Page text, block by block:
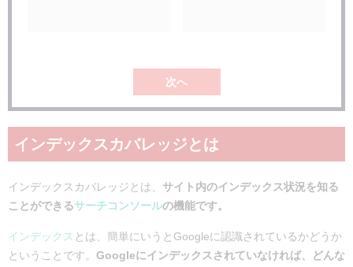
次へ
インデックスカバレッジとは
インデックスカバレッジとは、 サイト内のインデックス状況を知る
ことができるサーチコンソールの機能です。
インデックス とは、簡単にいうとGoogleに認識されているかどうか
ということです。 Googleにインデックスされていなければ、どんな